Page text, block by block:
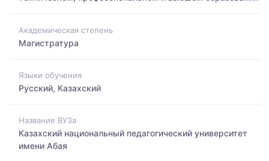
Академическая степень
Магистратура
Языки обучения
Русский, Казахский
Название ВУЗа
Казахский национальный педагогический университет
имени Абая